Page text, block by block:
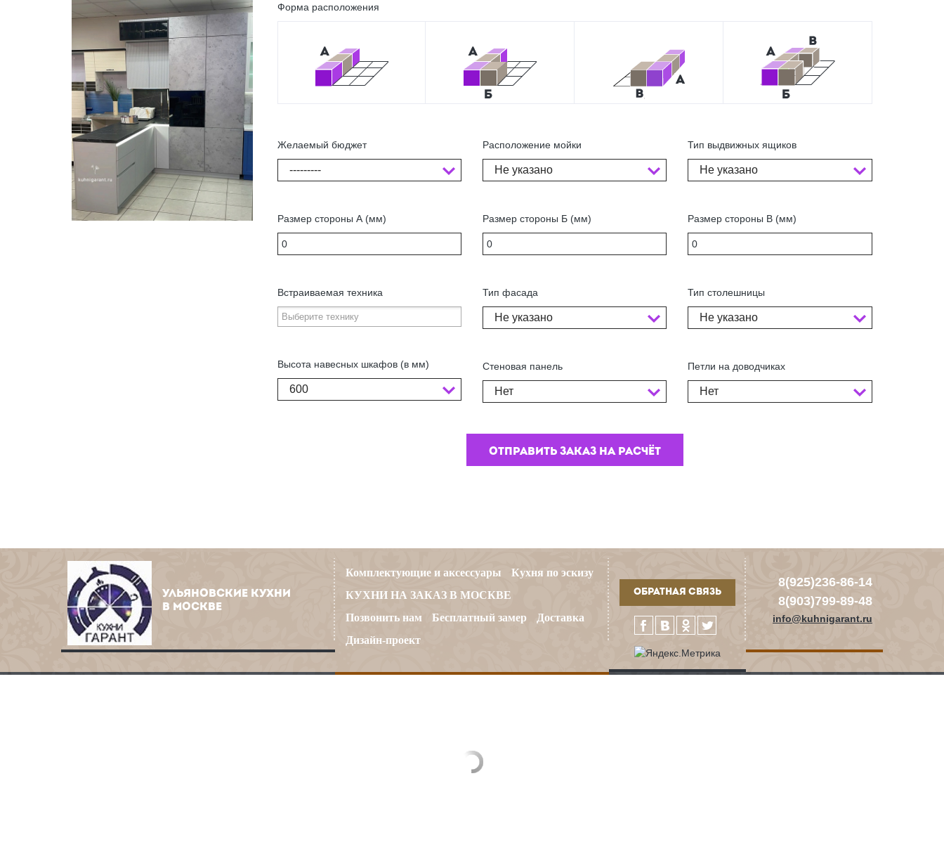
Форма расположения
Желаемый бюджет
---------
Размер стороны А (мм)
Встраиваемая техника
Высота навесных шкафов (в мм)
600
Расположение мойки
Не указано
Размер стороны Б (мм)
Тип фасада
Не указано
Стеновая панель
Нет
Тип выдвижных ящиков
Не указано
Размер стороны В (мм)
Тип столешницы
Не указано
Петли на доводчиках
Нет
УЛЬЯНОВСКИЕ КУХНИ
В МОСКВЕ
Комплектующие и аксессуары
Кухня по эскизу
КУХНИ НА ЗАКАЗ В МОСКВЕ
Позвонить нам
Бесплатный замер
Доставка
Дизайн-проект
ОБРАТНАЯ СВЯЗЬ
8(925)236-86-14
8(903)799-89-48
info@kuhnigarant.ru